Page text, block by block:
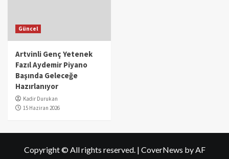
Güncel
Artvinli Genç Yetenek
Fazıl Aydemir Piyano
Başında Geleceğe
Hazırlanıyor
Kadir Durukan
15 Haziran 2026
Copyright © All rights reserved. | CoverNews by AF